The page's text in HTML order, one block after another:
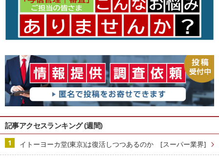
記事アクセスランキング (週間)
イトーヨーカ堂(東京)は復活しつつあるのか [スーパー業界]